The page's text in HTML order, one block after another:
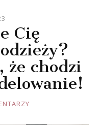
Cię
że chodzi